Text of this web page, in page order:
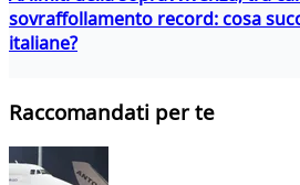
sovraffollamento record: cosa
italiane?
Raccomandati per te